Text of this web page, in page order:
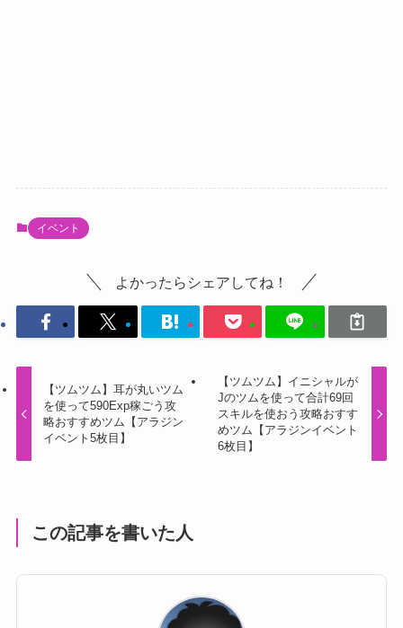
イベント
よかったらシェアしてね！
【ツムツム】耳が丸いツム
を使って590Exp稼ごう攻
略おすすめツム【アラジン
イベント5枚目】
【ツムツム】イニシャルが
Jのツムを使って合計69回
スキルを使おう攻略おすす
めツム【アラジンイベント
6枚目】
この記事を書いた人